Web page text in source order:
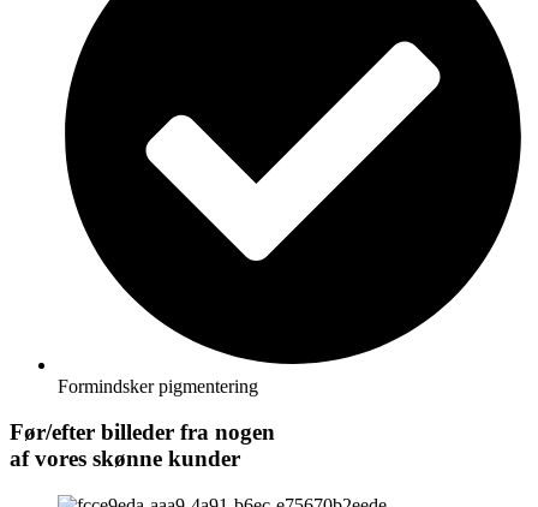
Formindsker pigmentering
Før/efter billeder fra nogen
af vores skønne kunder